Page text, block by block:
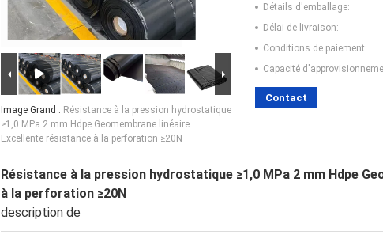
Image Grand : Résistance à la pression hydrostatique
≥1,0 MPa 2 mm Hdpe Geomembrane linéaire
Excellente résistance à la perforation ≥20N
Détails d'emballage:
Délai de livraison:
Conditions de paiement:
Capacité
Contact
Résistance à la pression hydrostatique ≥1,0 MPa 2 mm Hdpe
à la perforation ≥20N
description de